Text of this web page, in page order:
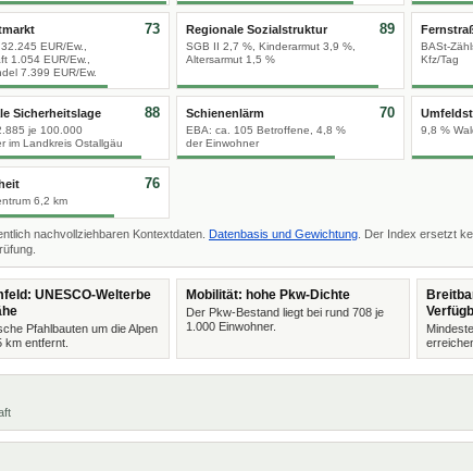
EUR/Ew.,
1.054 EUR/Ew.,
7.399 EUR/Ew.
73 Regionale Sozialstruktur
SGB II 2,7 %, Kinderarmut 3,9 %,
Altersarmut 1,5 %
89
BASt-
Kfz/Tag
Sicherheitslage
je 100.000
im Landkreis Ostallgäu
88 Schienenlärm
EBA: ca. 105 Betroffene, 4,8 %
der Einwohner
70
9,8 %
6,2 km
76
nachvollziehbaren Kontextdaten. Datenbasis und Gewichtung . Der Index ersetzt
UNESCO-Welterbe
Pfahlbauten um die Alpen
km entfernt.
Mobilität: hohe Pkw-Dichte
Der Pkw-Bestand liegt bei rund 708 je
1.000 Einwohner.